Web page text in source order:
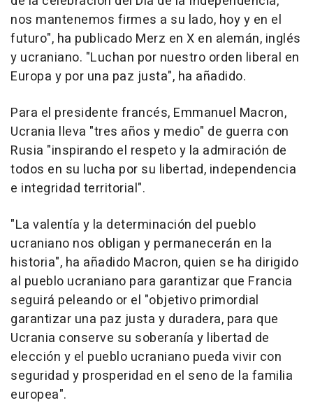
nos mantenemos firmes a su lado, hoy y en el
futuro", ha publicado Merz en X en alemán, inglés
y ucraniano. "Luchan por nuestro orden liberal en
Europa y por una paz justa", ha añadido.
Para el presidente francés, Emmanuel Macron,
Ucrania lleva "tres años y medio" de guerra con
Rusia "inspirando el respeto y la admiración de
todos en su lucha por su libertad, independencia
e integridad territorial".
"La valentía y la determinación del pueblo
ucraniano nos obligan y permanecerán en la
historia", ha añadido Macron, quien se ha dirigido
al pueblo ucraniano para garantizar que Francia
seguirá peleando or el "objetivo primordial
garantizar una paz justa y duradera, para que
Ucrania conserve su soberanía y libertad de
elección y el pueblo ucraniano pueda vivir con
seguridad y prosperidad en el seno de la familia
europea".